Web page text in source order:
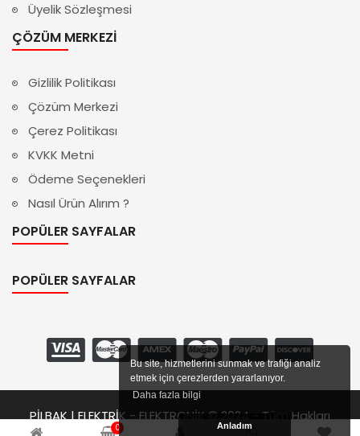
Bu site, hizmetlerini sunmak ve trafiği analiz
etmek için çerezlerden yararlanıyor.
Daha fazla bilgi
Anladım
Üyelik Sözleşmesi
ÇÖZÜM MERKEZI
Gizlilik Politikası
Çözüm Merkezi
Çerez Politikası
KVKK Metni
Ödeme Seçenekleri
Nasıl Ürün Alırım ?
POPÜLER SAYFALAR
POPÜLER SAYFALAR
PİLBAK | ELEKTRİK - ELEKTRONİK © 2024 - Tüm Hakları
0